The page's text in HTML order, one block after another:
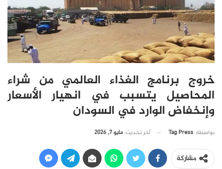
خروج برنامج الغذاء العالمي من شراء
المحاصيل يتسبب في انهيار الأسعار
وإنخفاض الوارد في السودان
بواسطة Tag Press آخر تحديث مايو 7, 2026
مشاركة